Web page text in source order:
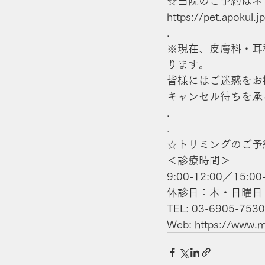
https://
※現在、皮膚科・耳
ります。
皆様にはご迷惑を
キャンセル待ちを
☆トリミングのご予
＜診療時間＞
9:00-12:00／
休診日：木・日曜
TEL: 03-6905-7530
Web: https://